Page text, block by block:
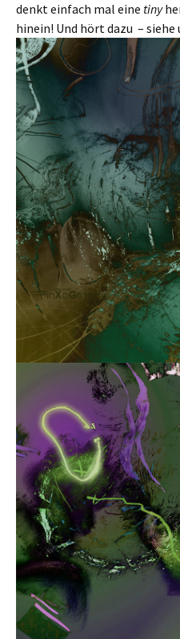
denkt einfach mal eine tiny
hinein! Und hört dazu – siehe